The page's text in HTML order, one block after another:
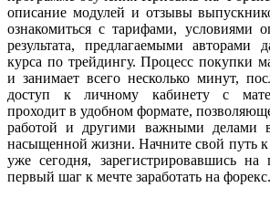
описание модулей и отзывы
ознакомиться с тарифами, условиями
результата, предлагаемыми авторами
курса по трейдингу. Процесс покупки
и занимает всего несколько минут,
доступ к личному кабинету с
проходит в удобном формате,
работой и другими важными делами
насыщенной жизни. Начните свой путь
уже сегодня, зарегистрировавшись на
первый шаг к мечте заработать на форекс.